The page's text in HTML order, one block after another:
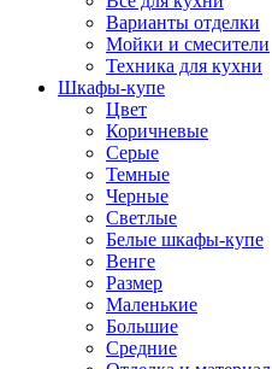
Варианты отделки
Мойки и смесители
Техника для кухни
Шкафы-купе
Цвет
Коричневые
Серые
Темные
Черные
Светлые
Белые шкафы-купе
Венге
Размер
Маленькие
Большие
Средние